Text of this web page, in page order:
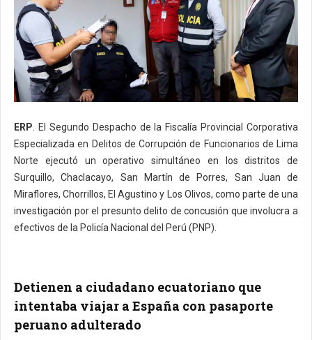
ERP. El Segundo Despacho de la Fiscalía Provincial Corporativa
Especializada en Delitos de Corrupción de Funcionarios de Lima
Norte ejecutó un operativo simultáneo en los distritos de
Surquillo, Chaclacayo, San Martín de Porres, San Juan de
Miraflores, Chorrillos, El Agustino y Los Olivos, como parte de una
investigación por el presunto delito de concusión que involucra a
efectivos de la Policía Nacional del Perú (PNP).
Detienen a ciudadano ecuatoriano que
intentaba viajar a España con pasaporte
peruano adulterado